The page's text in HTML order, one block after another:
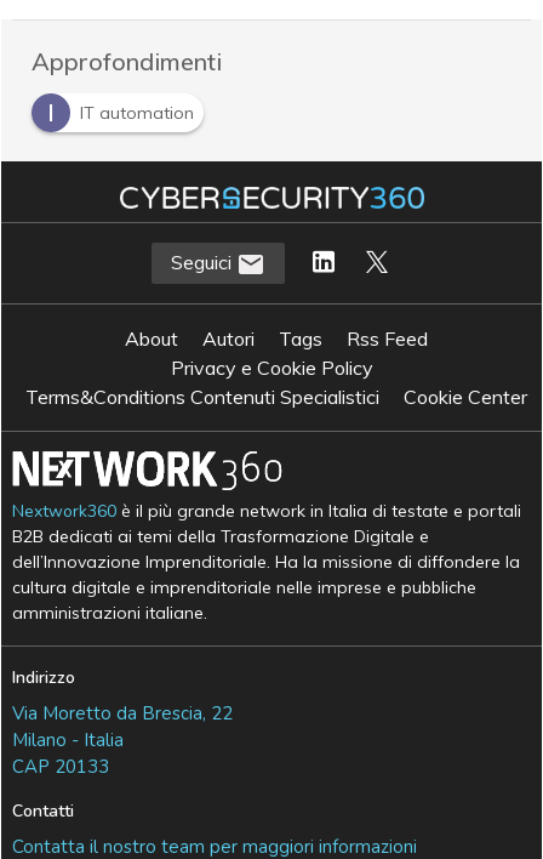
Approfondimenti
I
IT automation
Seguici
About Autori Tags
Rss Feed
Privacy e Cookie Policy
Terms&Conditions Contenuti Specialistici
Cookie Center
Nextwork360 è il più grande network in Italia di testate e portali
B2B dedicati ai temi della Trasformazione Digitale e
dell’Innovazione Imprenditoriale. Ha la missione di diffondere la
cultura digitale e imprenditoriale nelle imprese e pubbliche
amministrazioni italiane.
Indirizzo
Via Moretto da Brescia, 22
Milano - Italia
CAP 20133
Contatti
Contatta il nostro team per maggiori informazioni